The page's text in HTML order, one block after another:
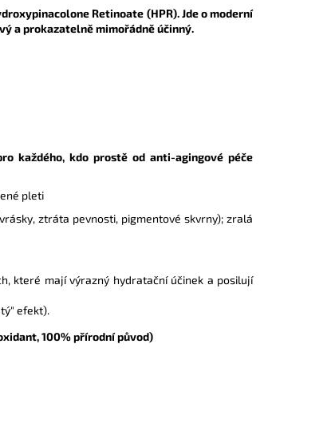
Retinoate (HPR).Jde o moderní
a prokazatelně mimořádně účinný.
každého, kdo prostě od anti-agingové péče
pleti
ztráta pevnosti, pigmentové skvrny); zralá
které mají výrazný hydratační účinek a posilují
efekt).
100% přírodní původ)